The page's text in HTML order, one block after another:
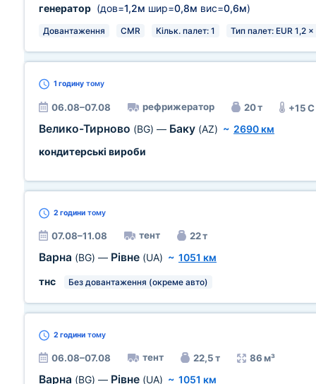
генератор (дов=1,2м шир=0,8м вис=0,6м)
Довантаження CMR Кільк. палет: 1 Тип палет: EUR 1,2
1 годину тому
06.08–07.08 рефрижератор 20 т +15 C
Велико-Тирново (BG) — Баку (AZ) ~ 2690 км
кондитерські вироби
2 години тому
07.08–11.08 тент 22 т
Варна (BG) — Рівне (UA) ~ 1051 км
тнс
Без довантаження (окреме авто)
2 години тому
06.08–07.08 тент 22,5 т 86 м³
Варна (BG) — Рівне (UA) ~ 1051 км